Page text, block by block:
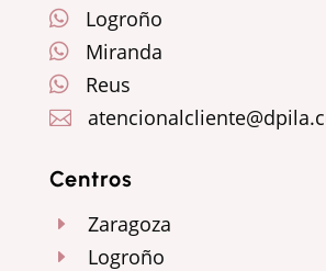
 Logroño
 Miranda
 Reus

Centros
E Zaragoza
E Logroño